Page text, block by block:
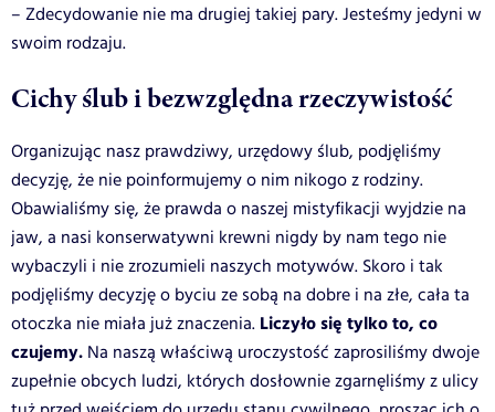
– Zdecydowanie nie ma drugiej takiej pary. Jesteśmy jedyni w
swoim rodzaju.
Cichy ślub i bezwzględna rzeczywistość
Organizując nasz prawdziwy, urzędowy ślub, podjęliśmy
decyzję, że nie poinformujemy o nim nikogo z rodziny.
Obawialiśmy się, że prawda o naszej mistyfikacji wyjdzie na
jaw, a nasi konserwatywni krewni nigdy by nam tego nie
wybaczyli i nie zrozumieli naszych motywów. Skoro i tak
podjęliśmy decyzję o byciu ze sobą na dobre i na złe, cała ta
otoczka nie miała już znaczenia. Liczyło się tylko to, co
czujemy. Na naszą właściwą uroczystość zaprosiliśmy dwoje
zupełnie obcych ludzi, których dosłownie zgarnęliśmy z ulicy